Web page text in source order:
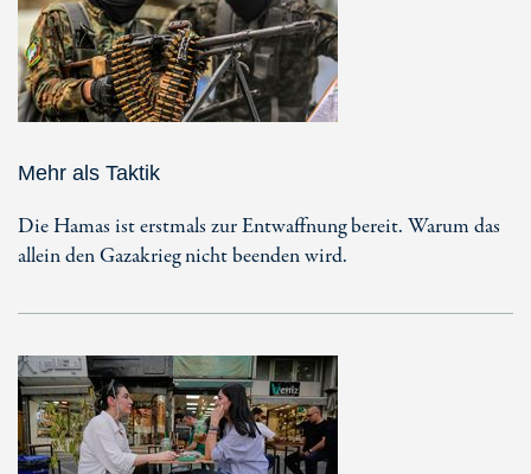
Mehr als Taktik
Die Hamas ist erstmals zur Entwaffnung bereit. Warum das
allein den Gazakrieg nicht beenden wird.